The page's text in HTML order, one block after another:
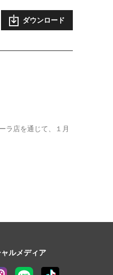
ダウンロード
ラ店を通じて、１月
ルメディア